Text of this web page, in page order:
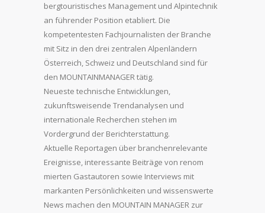
bergtouristisches Management und Alpintechnik
an führender Position etabliert. Die
kompetentesten Fachjournalisten der Branche
mit Sitz in den drei zentralen Alpenländern
Österreich, Schweiz und Deutschland sind für
den MOUNTAINMANAGER tätig.
Neueste technische Entwicklungen,
zukunftsweisende Trendanalysen und
internationale Recherchen stehen im
Vordergrund der Berichterstattung.
Aktuelle Reportagen über branchenrelevante
Ereignisse, interessante Beiträge von renom
mierten Gastautoren sowie Interviews mit
markanten Persönlichkeiten und wissenswerte
News machen den MOUNTAIN MANAGER zur